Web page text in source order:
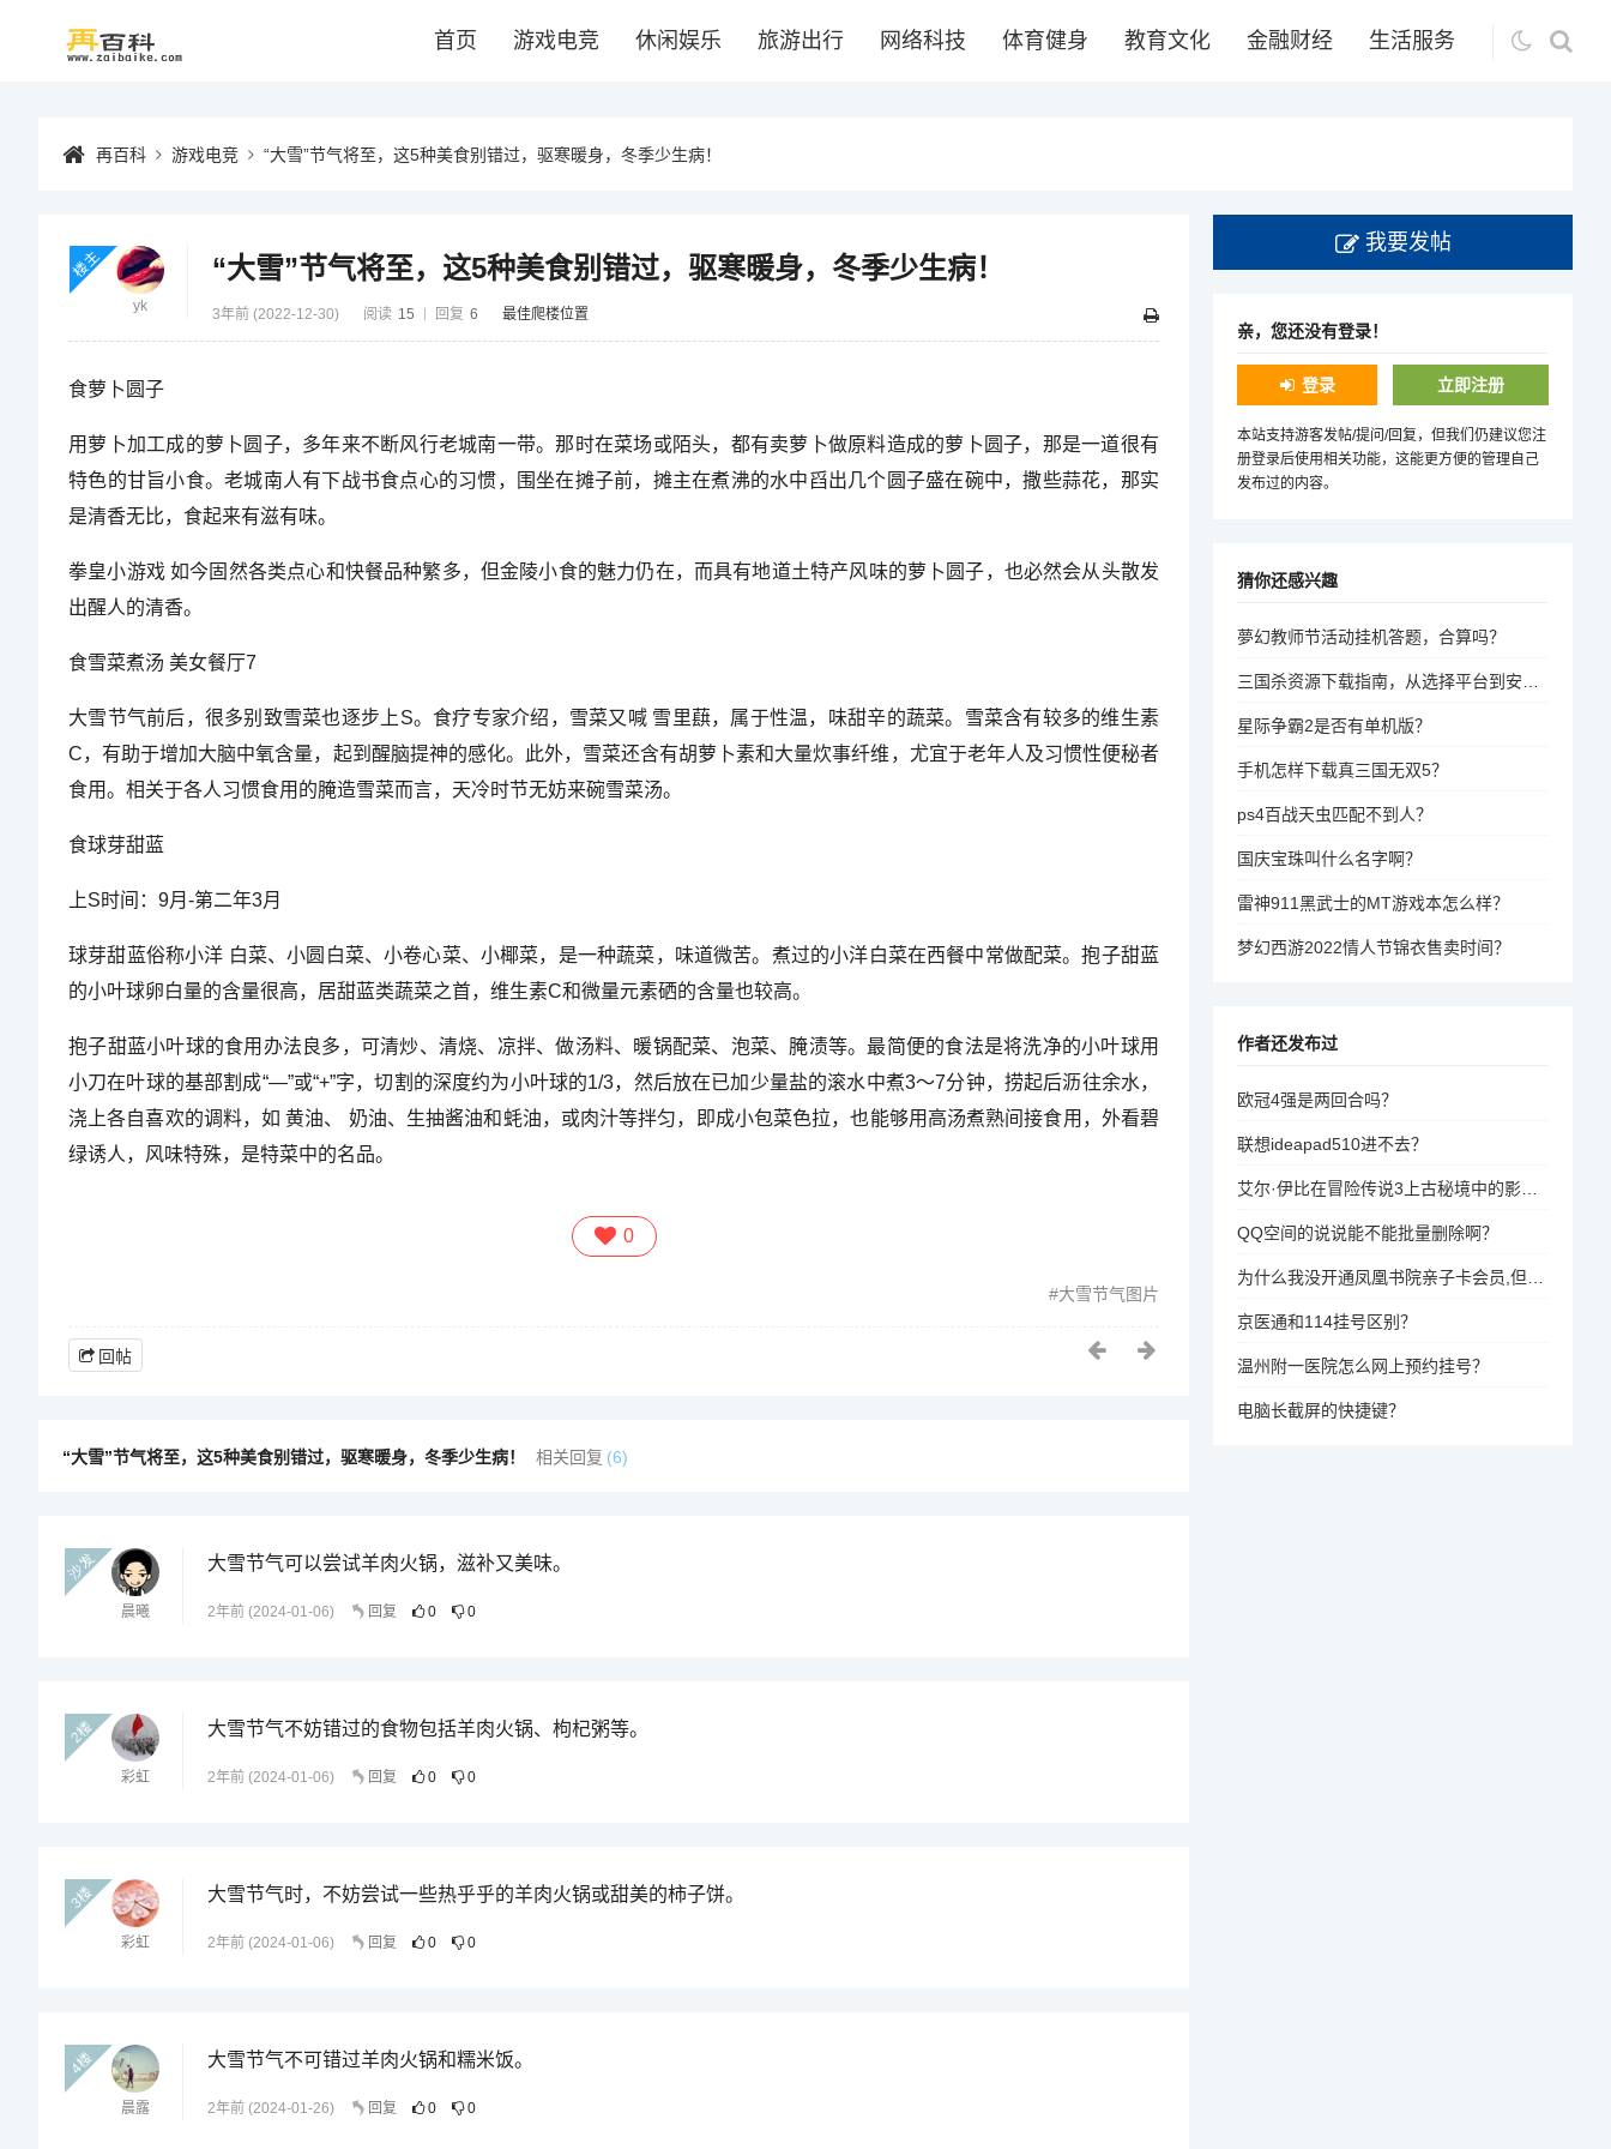
首页 游戏电竞 休闲娱乐 旅游出行 网络科技 体育健身 教育文化 金融财经 生活服务
再百科 游戏电竞 “大雪”节气将至，这5种美食别错过，驱寒暖身，冬季少生病！
“大雪”节气将至，这5种美食别错过，驱寒暖身，冬季少生病！
3年前 (2022-12-30) 阅读 15 回复 6 最佳爬楼位置
yk
楼主
食萝卜圆子
用萝卜加工成的萝卜圆子，多年来不断风行老城南一带。那时在菜场或陌头，都有卖萝卜做原料造成的萝卜圆子，那是一道很有
特色的甘旨小食。老城南人有下战书食点心的习惯，围坐在摊子前，摊主在煮沸的水中舀出几个圆子盛在碗中，撒些蒜花，那实
是清香无比，食起来有滋有味。
拳皇小游戏 如今固然各类点心和快餐品种繁多，但金陵小食的魅力仍在，而具有地道土特产风味的萝卜圆子，也必然会从头散发
出醒人的清香。
食雪菜煮汤 美女餐厅7
大雪节气前后，很多别致雪菜也逐步上S。食疗专家介绍，雪菜又喊 雪里蕻，属于性温，味甜辛的蔬菜。雪菜含有较多的维生素
C，有助于增加大脑中氧含量，起到醒脑提神的感化。此外，雪菜还含有胡萝卜素和大量炊事纤维，尤宜于老年人及习惯性便秘者
食用。相关于各人习惯食用的腌造雪菜而言，天冷时节无妨来碗雪菜汤。
食球芽甜蓝
上S时间：9月-第二年3月
球芽甜蓝俗称小洋 白菜、小圆白菜、小卷心菜、小椰菜，是一种蔬菜，味道微苦。煮过的小洋白菜在西餐中常做配菜。抱子甜蓝
的小叶球卵白量的含量很高，居甜蓝类蔬菜之首，维生素C和微量元素硒的含量也较高。
抱子甜蓝小叶球的食用办法良多，可清炒、清烧、凉拌、做汤料、暖锅配菜、泡菜、腌渍等。最简便的食法是将洗净的小叶球用
小刀在叶球的基部割成“—”或“+”字，切割的深度约为小叶球的1/3，然后放在已加少量盐的滚水中煮3～7分钟，捞起后沥往余水，
浇上各自喜欢的调料，如 黄油、 奶油、生抽酱油和蚝油，或肉汁等拌匀，即成小包菜色拉，也能够用高汤煮熟间接食用，外看碧
绿诱人，风味特殊，是特菜中的名品。
0
大雪节气图片
回帖
“大雪”节气将至，这5种美食别错过，驱寒暖身，冬季少生病！ 相关回复 (6)
晨曦
沙发 大雪节气可以尝试羊肉火锅，滋补又美味。
2年前 (2024-01-06) 回复 0 0
彩虹
2楼 大雪节气不妨错过的食物包括羊肉火锅、枸杞粥等。
2年前 (2024-01-06) 回复 0 0
彩虹
3楼 大雪节气时，不妨尝试一些热乎乎的羊肉火锅或甜美的柿子饼。
2年前 (2024-01-06) 回复 0 0
晨露
4楼 大雪节气不可错过羊肉火锅和糯米饭。
2年前 (2024-01-26) 回复 0 0
我要发帖
亲，您还没有登录！
登录 立即注册
本站支持游客发帖/提问/回复，但我们仍建议您注
册登录后使用相关功能，这能更方便的管理自己
发布过的内容。
猜你还感兴趣
夢幻教师节活动挂机答题，合算吗？
三国杀资源下载指南，从选择平台到安装工具的全步骤
星际争霸2是否有单机版？
手机怎样下载真三国无双5？
ps4百战天虫匹配不到人？
国庆宝珠叫什么名字啊？
雷神911黑武士的MT游戏本怎么样？
梦幻西游2022情人节锦衣售卖时间？
作者还发布过
欧冠4强是两回合吗？
联想ideapad510进不去？
艾尔·伊比在冒险传说3上古秘境中的影响力最大，因为她拥有更长的技能线和更强的战斗技巧，能够在战斗中占据优势。
QQ空间的说说能不能批量删除啊？
为什么我没开通凤凰书院亲子卡会员,但是我的手机却收到短信说我开通,20元一个月？
京医通和114挂号区别？
温州附一医院怎么网上预约挂号？
电脑长截屏的快捷键？